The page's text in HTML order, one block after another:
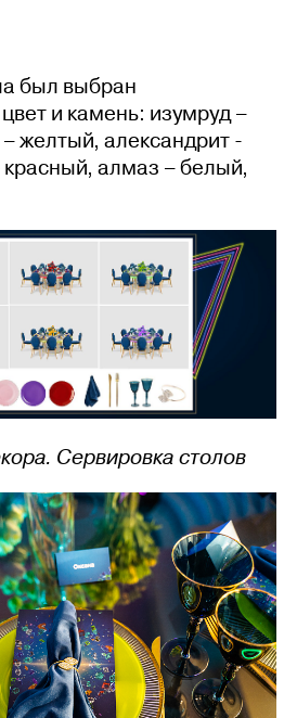
был выбран
и камень: изумруд –
желтый, александрит -
алмаз – белый,
Сервировка столов